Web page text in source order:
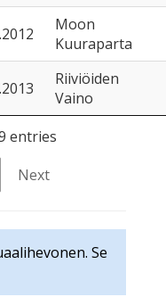
Moon
Kuuraparta
Riiviöiden
Vaino
entries
Next
Se